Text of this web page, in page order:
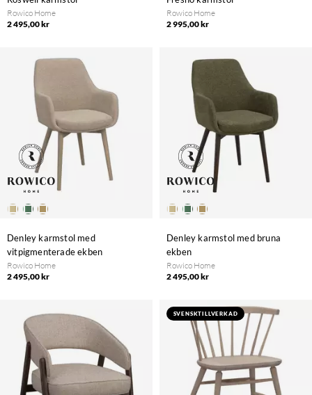
Rowico Home
2 495,00 kr
Rowico Home
2 995,00 kr
Denley karmstol med
vitpigmenterade ekben
Rowico Home
2 495,00 kr
Denley karmstol med bruna
ekben
Rowico Home
2 495,00 kr
SVENSKTILLVERKAD